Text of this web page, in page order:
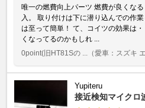
唯一の燃費向上パーツ 燃費が良くな
入。 取り付けは下に潜り込んでの作
は至って簡単！ て、コイツの効果は
くなってるのかもしれ ...
0point(旧HT81Sの ...
（愛車：スズキ
Yupiteru
接近検知マイクロ